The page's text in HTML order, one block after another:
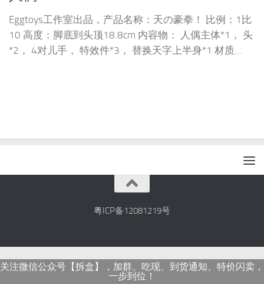
Eggtoys工作室出品，产品名称：天の豪拳！ 比例：1比
10 高度：脚底到头顶18.8cm 内容物： 人偶主体*1， 头
*2， 4对儿手， 特效件*3， 替换天字上半身*1 材质...
粤ICP备12081219号
关注微信公众号【拆盒】，加群、吃现、到货通知、特价闪卖，
一步到位！